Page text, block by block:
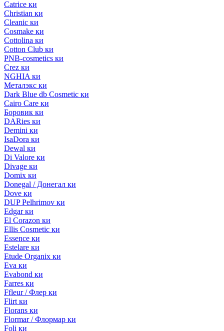
Catrice ки
Christian ки
Cleanic ки
Cosmake ки
Cottolina ки
Cotton Club ки
PNB-cosmetics ки
Crez ки
NGHIA ки
Металэкс ки
Dark Blue db Cosmetic ки
Cairo Care ки
Боровик ки
DARies ки
Demini ки
IsaDora ки
Dewal ки
Di Valore ки
Divage ки
Domix ки
Donegal / Донегал ки
Dove ки
DUP Pelhrimov ки
Edgar ки
El Corazon ки
Ellis Cosmetic ки
Essence ки
Estelare ки
Etude Organix ки
Eva ки
Evabond ки
Farres ки
Ffleur / Флер ки
Flirt ки
Florans ки
Flormar / Флормар ки
Foli ки